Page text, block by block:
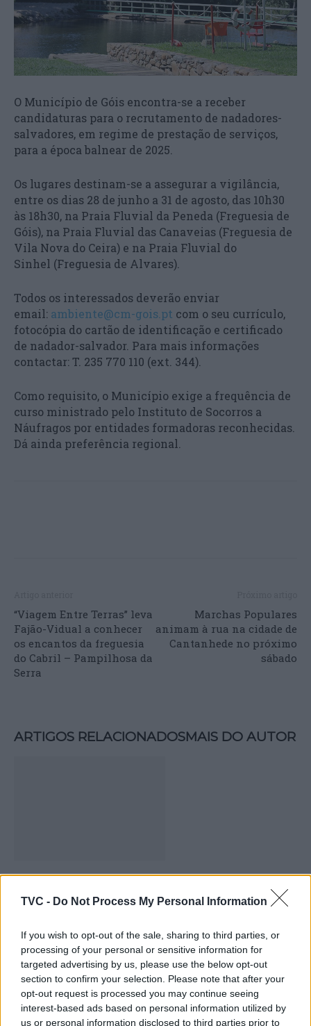
TVC - Do Not Process My Personal Information
If you wish to opt-out of the sale, sharing to third parties, or
processing of your personal or sensitive information for
targeted advertising by us, please use the below opt-out
section to confirm your selection. Please note that after your
opt-out request is processed you may continue seeing
interest-based ads based on personal information utilized by
us or personal information disclosed to third parties prior to
O Município de Góis encontra-se a receber
candidaturas para o recrutamento de nadadores-
salvadores, em regime de prestação de serviços,
para a época balnear de 2025.
Os lugares destinam-se a assegurar a vigilância,
entre os dias 28 de junho a 31 de agosto, das 10h30
às 18h30, na Praia Fluvial da Peneda (Freguesia de
Góis), na Praia Fluvial das Canaveias (Freguesia de
Vila Nova do Ceira) e na Praia Fluvial do
Sinhel (Freguesia de Alvares).
Todos os interessados deverão enviar
email: ambiente@cm-gois.pt com o seu currículo,
fotocópia do cartão de identificação e certificado
de nadador-salvador. Para mais informações
contactar: T. 235 770 110 (ext. 344).
Como requisito, o Município exige a frequência de
curso ministrado pelo Instituto de Socorros a
Náufragos por entidades formadoras reconhecidas.
Dá ainda preferência regional.
“Viagem Entre Terras” leva
Fajão-Vidual a conhecer
os encantos da freguesia
do Cabril – Pampilhosa da
Serra
Marchas Populares
animam à rua na cidade de
Cantanhede no próximo
sábado
ARTIGOS RELACIONADOSMAIS DO AUTOR
Sinfónica da ARMAB pelo 1º lugar no
certame internacional de Valência